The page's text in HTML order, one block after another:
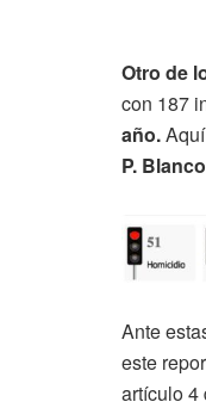
Otro de
con 187
año.
P.
Ante
este
artículo 4